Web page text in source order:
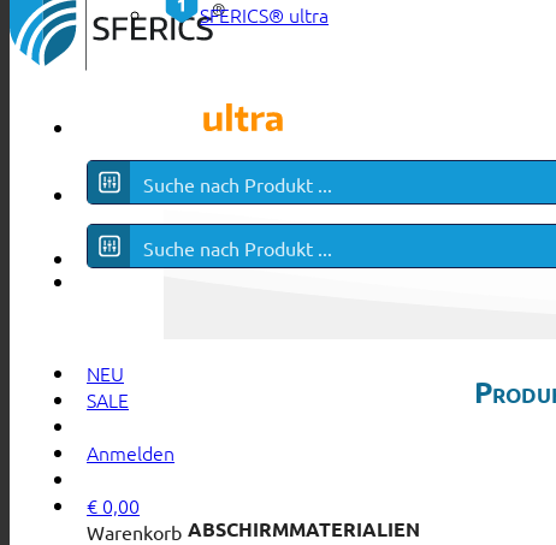
NEU
SALE
Anmelden
€ 0,00
Warenkorb
SFERICS® ultra
ABSCHIRMMATERIALIEN